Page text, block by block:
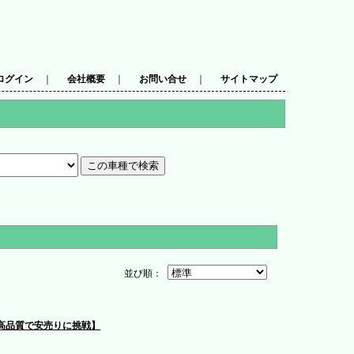
グイン 会社概要 お問い合せ サイトマップ
並び順：
質で安売りに挑戦】